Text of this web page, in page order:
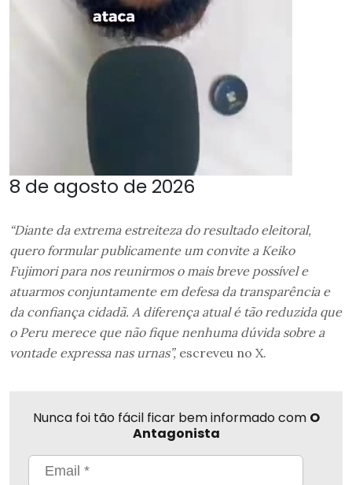
8 de agosto de 2026
“Diante da extrema estreiteza do resultado eleitoral,
quero formular publicamente um convite a Keiko
Fujimori para nos reunirmos o mais breve possível e
atuarmos conjuntamente em defesa da transparência e
da confiança cidadã. A diferença atual é tão reduzida que
o Peru merece que não fique nenhuma dúvida sobre a
vontade expressa nas urnas”, escreveu no X.
Nunca foi tão fácil ficar bem informado com O
Antagonista